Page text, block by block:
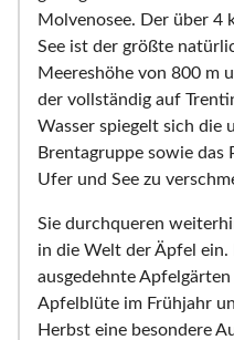
Molvenosee. Der über 4
See ist der größte
Meereshöhe von 800 m
der vollständig auf
Wasser spiegelt sich die
Brentagruppe sowie das
Ufer und See zu
Sie durchqueren
in die Welt der Äpfel
ausgedehnte
Apfelblüte im Frühjahr
Herbst eine besondere